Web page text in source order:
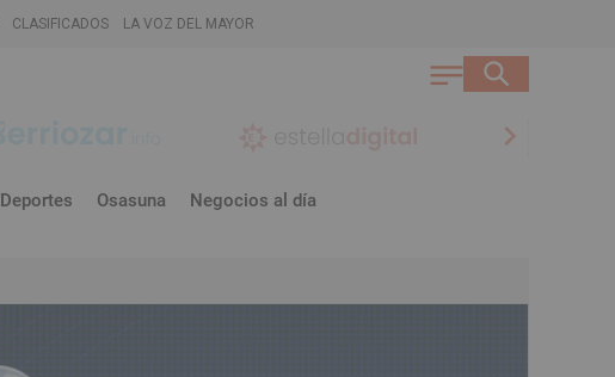
CLASIFICADOS LA VOZ DEL MAYOR
chevron_right
Deportes Osasuna Negocios al día